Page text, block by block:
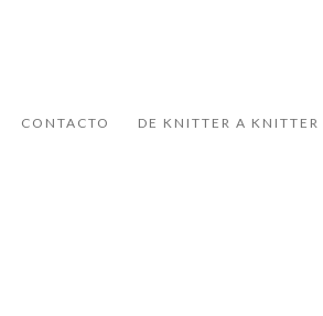
CONTACTO DE KNITTER A KNITTER